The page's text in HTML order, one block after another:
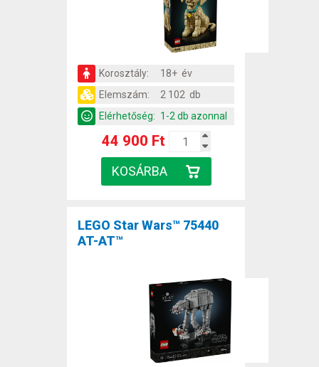
Korosztály:
18+ év
Elemszám:
2 102 db
Elérhetőség: 1-2 db azonnal
44 900 Ft
LEGO Star Wars™ 75440
AT-AT™